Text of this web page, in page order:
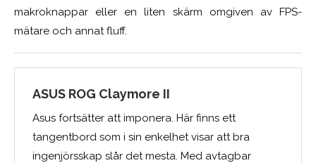
makroknappar eller en liten skärm omgiven av FPS-
mätare och annat fluff.
ASUS ROG Claymore II
Asus fortsätter att imponera. Här finns ett
tangentbord som i sin enkelhet visar att bra
ingenjörsskap slår det mesta. Med avtagbar